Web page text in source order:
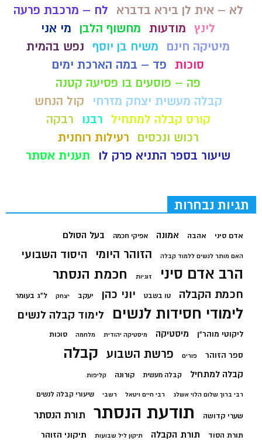
לא – אית לן בירא בדברא
לח – מרכבת פרעה
לינץ מודעות מחשוף הלבן
מי אני
מיטיקה חינם
משיח בן יוסף
נפש בהמית
סוכות פד – במה הארכת ימים
פה – פוסעים בו פסיעה קטנה
קבלה מעשית יצחק מזרחי
קול הנחש
קורס קבלה למתחיל
רבנו
רבקה
רכוש ונכסים
רעילות רוחנית
שיעור בספר התניא פרק לו
תענית אסתר
תגיות נבחרות
אדם סיני אהבה אמונה אפיקי חכמה בעל הסולם
האם מותר לנשים ללמוד קבלה הזוהר היומי היסוד השבועי
הרב אדם סיני זוגיות חכמת הנסתר
חכמת הקבלה טו בשבט יוני כהן יעקב יצחק ל"ג בעומר
לימודי חסידות לנשים לימוד קבלה לנשים
ליקוטי מוהר"ן מיסטיקה מיסטיקה יהודית מלחמה סוכות
ספר הזוהר פורים פרשת השבוע קבלה
קבלה למתחיל קבלה מעשית קורונה קליפות
רבי ברוך שלום הלוי אשלג רבי חיים ויטאל רשבי שיעורי קבלה לנשים
שערי קדושה תודעת הנסתר תורת הנסתר
תורת הסוד תורת הקבלה תיקון ליל שבועות תיקוני הזוהר